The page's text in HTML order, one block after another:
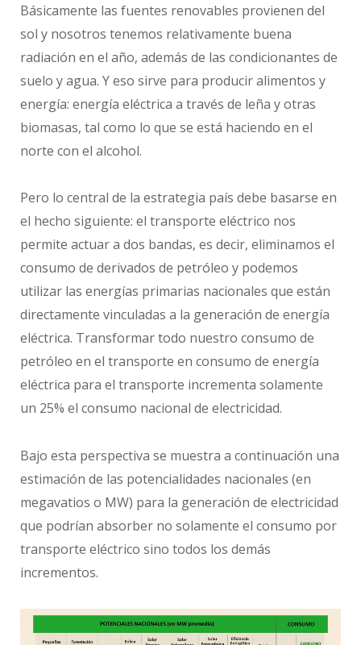
Básicamente las fuentes renovables provienen del
sol y nosotros tenemos relativamente buena
radiación en el año, además de las condicionantes de
suelo y agua. Y eso sirve para producir alimentos y
energía: energía eléctrica a través de leña y otras
biomasas, tal como lo que se está haciendo en el
norte con el alcohol.
Pero lo central de la estrategia país debe basarse en
el hecho siguiente: el transporte eléctrico nos
permite actuar a dos bandas, es decir, eliminamos el
consumo de derivados de petróleo y podemos
utilizar las energías primarias nacionales que están
directamente vinculadas a la generación de energía
eléctrica. Transformar todo nuestro consumo de
petróleo en el transporte en consumo de energía
eléctrica para el transporte incrementa solamente
un 25% el consumo nacional de electricidad.
Bajo esta perspectiva se muestra a continuación una
estimación de las potencialidades nacionales (en
megavatios o MW) para la generación de electricidad
que podrían absorber no solamente el consumo por
transporte eléctrico sino todos los demás
incrementos.